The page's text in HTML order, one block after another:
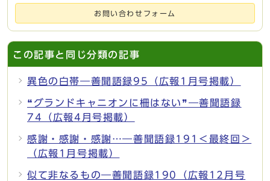
お問い合わせフォーム
この記事と同じ分類の記事
異色の白帯―善聞語録95（広報1月号掲載）
❝グランドキャニオンに柵はない❞―善聞語録
74（広報4月号掲載）
感謝・感謝・感謝…―善聞語録191＜最終回＞
（広報1月号掲載）
似て非なるもの―善聞語録190（広報12月号